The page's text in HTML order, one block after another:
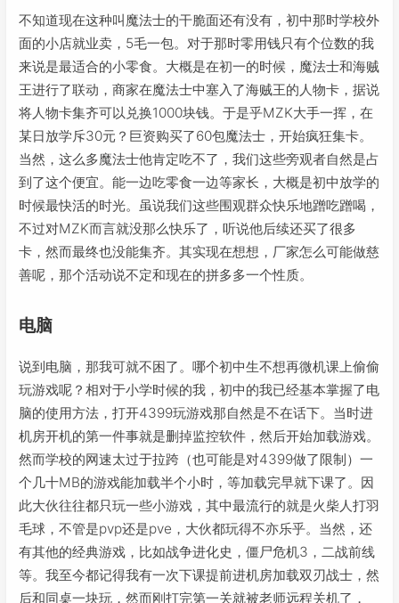
不知道现在这种叫魔法士的干脆面还有没有，初中那时学校外
面的小店就业卖，5毛一包。对于那时零用钱只有个位数的我
来说是最适合的小零食。大概是在初一的时候，魔法士和海贼
王进行了联动，商家在魔法士中塞入了海贼王的人物卡，据说
将人物卡集齐可以兑换1000块钱。于是乎MZK大手一挥，在
某日放学斥30元？巨资购买了60包魔法士，开始疯狂集卡。
当然，这么多魔法士他肯定吃不了，我们这些旁观者自然是占
到了这个便宜。能一边吃零食一边等家长，大概是初中放学的
时候最快活的时光。虽说我们这些围观群众快乐地蹭吃蹭喝，
不过对MZK而言就没那么快乐了，听说他后续还买了很多
卡，然而最终也没能集齐。其实现在想想，厂家怎么可能做慈
善呢，那个活动说不定和现在的拼多多一个性质。
电脑
说到电脑，那我可就不困了。哪个初中生不想再微机课上偷偷
玩游戏呢？相对于小学时候的我，初中的我已经基本掌握了电
脑的使用方法，打开4399玩游戏那自然是不在话下。当时进
机房开机的第一件事就是删掉监控软件，然后开始加载游戏。
然而学校的网速太过于拉跨（也可能是对4399做了限制）一
个几十MB的游戏能加载半个小时，等加载完早就下课了。因
此大伙往往都只玩一些小游戏，其中最流行的就是火柴人打羽
毛球，不管是pvp还是pve，大伙都玩得不亦乐乎。当然，还
有其他的经典游戏，比如战争进化史，僵尸危机3，二战前线
等。我至今都记得我有一次下课提前进机房加载双刃战士，然
后和同桌一块玩，然而刚打完第一关就被老师远程关机了，